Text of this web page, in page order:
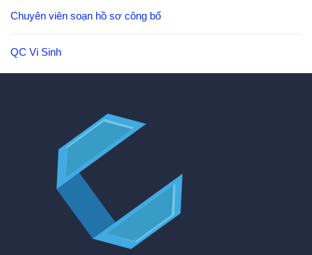
Chuyên viên soạn hồ sơ công bố
QC Vi Sinh